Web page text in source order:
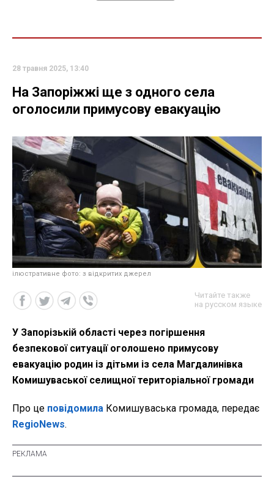
28 травня 2025, 13:40
На Запоріжжі ще з одного села
оголосили примусову евакуацію
ілюстративне фото: з відкритих джерел
Читайте также
на русском языке
У Запорізькій області через погіршення
безпекової ситуації оголошено примусову
евакуацію родин із дітьми із села Магдалинівка
Комишуваської селищної територіальної громади
Про це повідомила Комишуваська громада, передає
RegioNews.